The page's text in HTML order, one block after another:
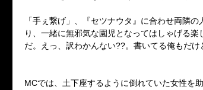
「手ぇ繋げ」、『セツナウタ』に合わせ両隣
り、一緒に無邪気な園児となってはしゃげる
だ。えっ、訳わかんない??。書いてる俺もだけ
MCでは、土下座するように倒れていた女性を